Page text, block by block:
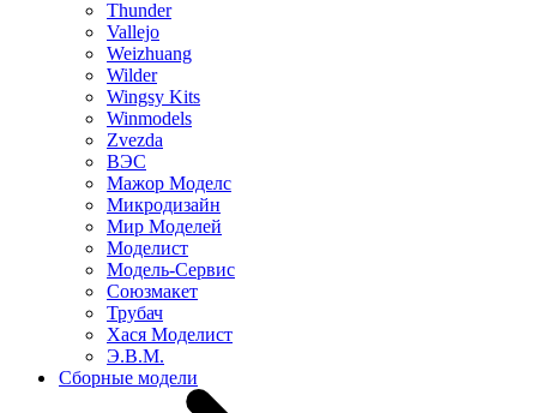
Thunder
Vallejo
Weizhuang
Wilder
Wingsy Kits
Winmodels
Zvezda
ВЭС
Мажор Моделс
Микродизайн
Мир Моделей
Моделист
Модель-Сервис
Союзмакет
Трубач
Хася Моделист
Э.В.М.
Сборные модели